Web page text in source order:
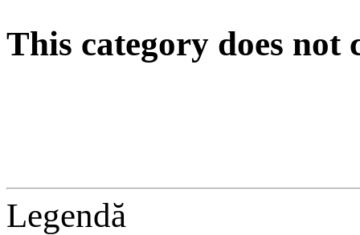
This category does not
Legendă